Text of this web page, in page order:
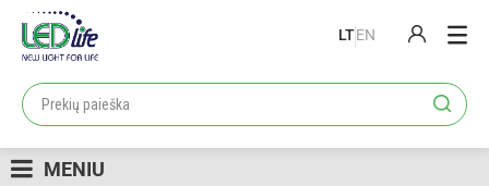
LTEN
PRODUKTAI
LOJALUMO PROGRAMA
MENIU